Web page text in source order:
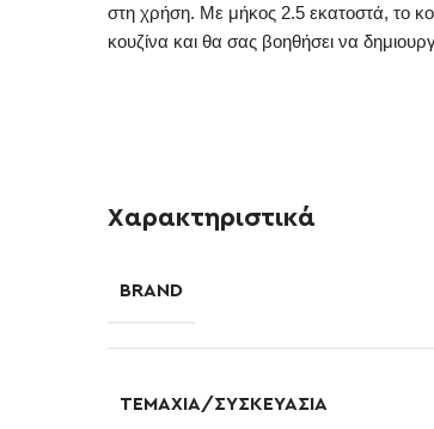
στη χρήση. Με μήκος 2.5 εκατοστά, το
κουζίνα και θα σας βοηθήσει να
Χαρακτηριστικά
BRAND
ΤΕΜΆΧΙΑ/ΣΥΣΚΕΥΑΣΊΑ